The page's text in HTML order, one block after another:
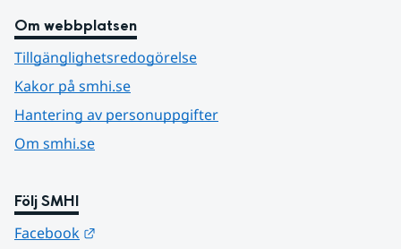
Om webbplatsen
Tillgänglighetsredogörelse
Kakor på smhi.se
Hantering av personuppgifter
Om smhi.se
Följ SMHI
Facebook